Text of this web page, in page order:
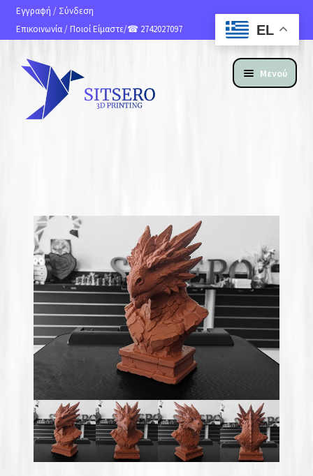
Εγγραφή / Σύνδεση
Επικοινωνία/ Ποιοί Είμαστε/☎ 2742027097
Μενού
ΚΑΤΑΣΚΕΥΗ ΙΣΤΟΣΕΛΙΔΩΝ
ΑΝ. ΑΠΟΣΤΟΛΗΣ
EL